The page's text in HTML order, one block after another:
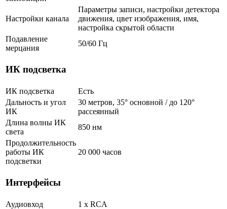
Настройки канала
Параметры записи, настройки детектора
движения, цвет изображения, имя,
настройка скрытой области
Подавление
мерцания
50/60 Гц
ИК подсветка
ИК подсветка
Есть
Дальность и угол
ИК
30 метров, 35° основной / до 120°
рассеянный
Длина волны ИК
света
850 нм
Продолжительность
работы ИК
подсветки
20 000 часов
Интерфейсы
Аудиовход 1 х RCA